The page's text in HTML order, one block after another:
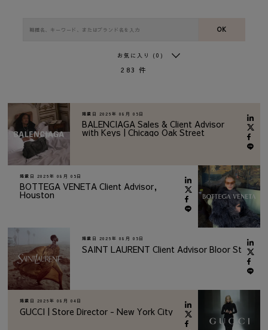
OK
お気に入り (0)
283 件
掲載日 2026年 08月 05日
BALENCIAGA Sales & Client Advisor
with Keys | Chicago Oak Street
掲載日 2026年 08月 05日
BOTTEGA VENETA Client Advisor,
Houston
掲載日 2026年 08月 05日
SAINT LAURENT Client Advisor Bloor St
掲載日 2026年 08月 04日
GUCCI | Store Director - New York City